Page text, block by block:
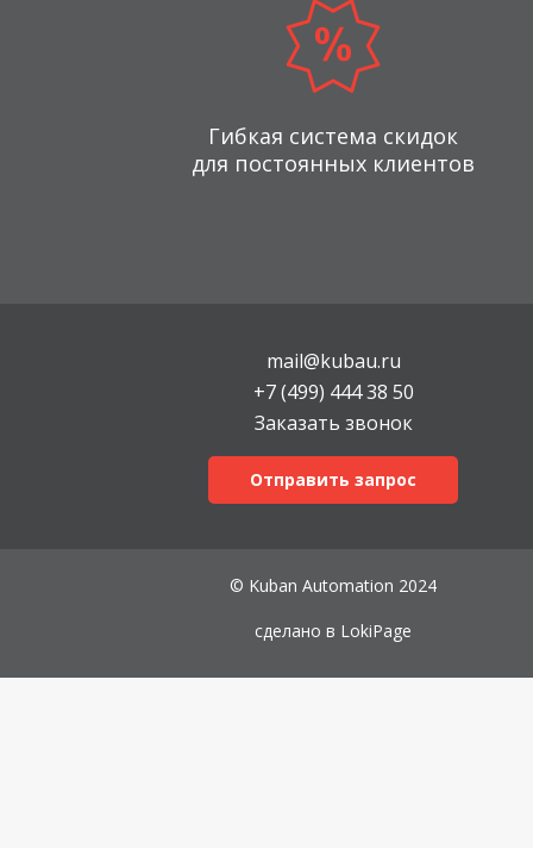
Гибкая система скидок
для постоянных клиентов
mail@kubau.ru
+7 (499) 444 38 50
Заказать звонок
Отправить запрос
© Kuban Automation 2024
сделано в LokiPage